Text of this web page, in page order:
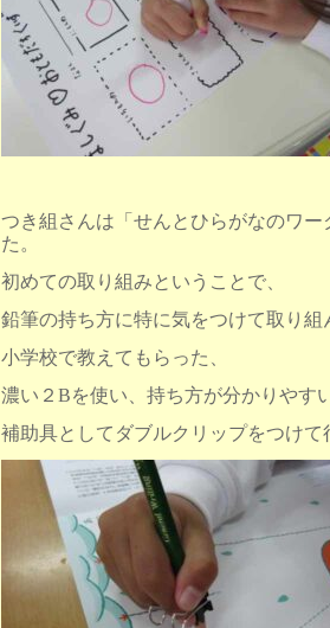
つき組さんは「せんとひらがなのワ
た。
初めての取り組みということで、
鉛筆の持ち方に特に気をつけて取り組
小学校で教えてもらった、
濃い２Bを使い、持ち方が分かりやす
補助具としてダブルクリップをつけて